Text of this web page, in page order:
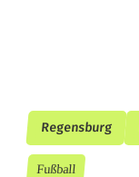
Regensburg
Fußball